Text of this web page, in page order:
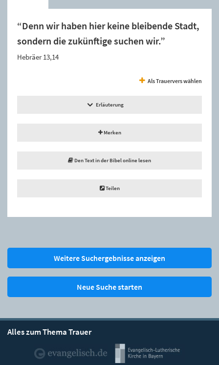
“Denn wir haben hier keine bleibende Stadt,
sondern die zukünftige suchen wir.”
Hebräer 13,14
Als Trauervers wählen
Erläuterung
Merken
Den Text in der Bibel online lesen
Teilen
Weitere Suchergebnisse anzeigen
Neue Suche starten
Alles zum Thema Trauer